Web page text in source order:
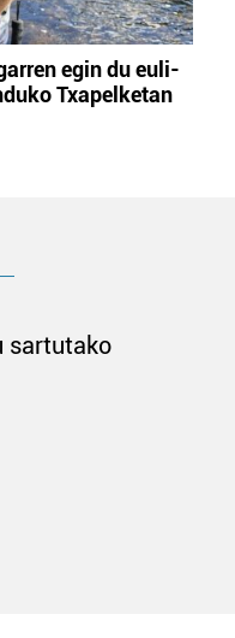
egin du euli-
Txapelketan
sartutako